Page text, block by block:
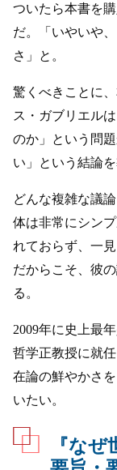
ついたら本書を
だ。「いやいや
さ」と。
驚くべきことに
ス・ガブリエル
のか」という問
い」という結論
どんな複雑な議
体は非常にシン
れておらず、一
だからこそ、彼
る。
2009年に史上最
哲学正教授に就
在論の鮮やかさ
いたい。
『な